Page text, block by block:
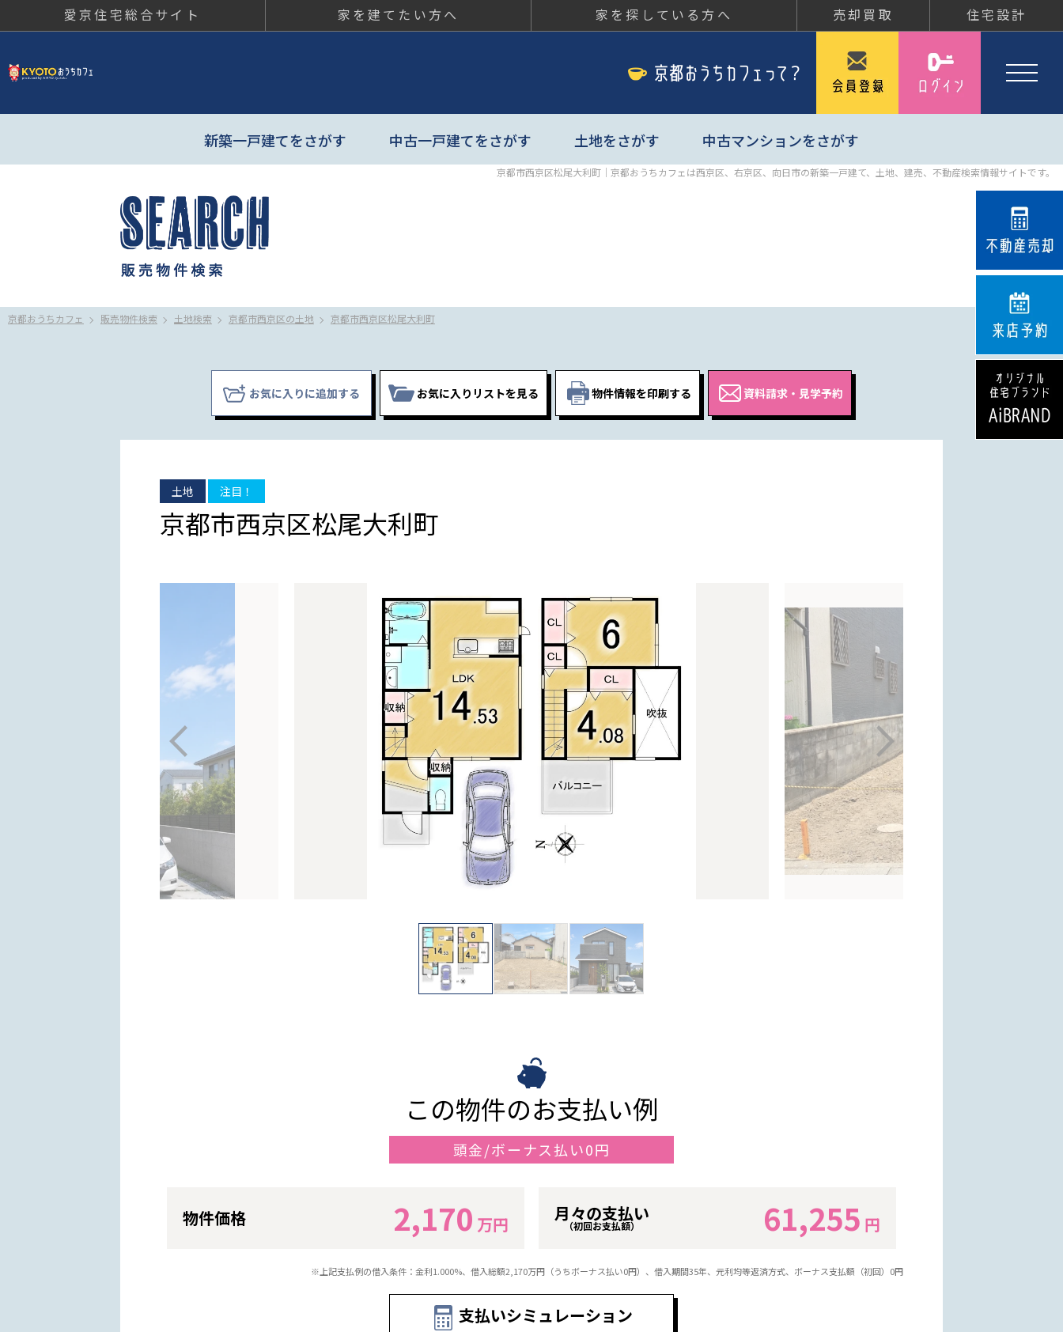
愛京住宅総合サイト 家を建てたい方へ 家を探している方へ 売却買取 住宅設計
新築一戸建てをさがす 中古一戸建てをさがす 土地をさがす 中古マンションをさがす
京都市西京区松尾大利町｜京都おうちカフェは西京区、右京区、向日市の新築一戸建て、土地、建売、不動産検索情報サイトです。
京都おうちカフェ 販売物件検索 土地検索 京都市西京区の土地 京都市西京区松尾大利町
お気に入りに追加する お気に入りリストを見る 物件情報を印刷する
土地 注目！
京都市西京区松尾大利町
この物件のお支払い例
頭金/ボーナス払い0円
物件価格 2,170 万円 月々の支払い
（初回お支払額） 61,255 円
※上記支払例の借入条件：金利1.000%、借入総額2,170万円（うちボーナス払い0円）、借入期間35年、元利均等返済方式、ボーナス支払額（初回）0円
支払いシミュレーション